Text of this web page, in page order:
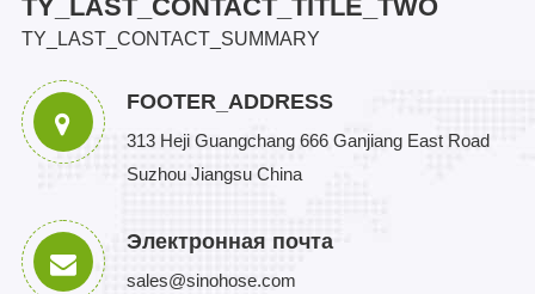
TY_LAST_CONTACT_TITLE_TWO
TY_LAST_CONTACT_SUMMARY
FOOTER_ADDRESS
313 Heji Guangchang 666 Ganjiang East Road
Suzhou Jiangsu China
Электронная почта
sales@sinohose.com